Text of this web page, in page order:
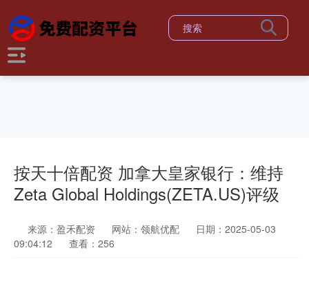
按天十倍配资 加拿大皇家银行：维持
Zeta Global Holdings(ZETA.US)评级
来源：盈禾配资 网站：领航优配
日期：2025-05-03
09:04:12
查看：256